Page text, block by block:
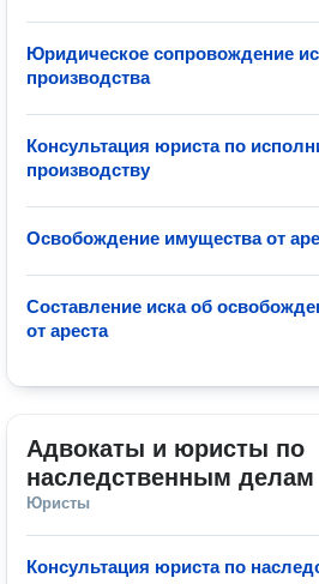
Юридическое сопровождение
производства
Консультация юриста по
производству
Освобождение имущества от
Составление иска об
от ареста
Адвокаты и юристы по
наследственным делам
Юристы
Консультация юриста по